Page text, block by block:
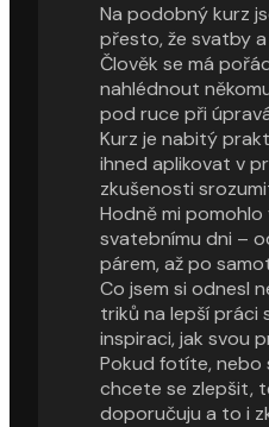
Na podobný kurz
přesto, že svatby
Člověk se má
nahlédnout
pod ruce při
Kurz je nabitý
ihned aplikovat v
zkušenosti
Hodně mi
svatebnímu dni –
párem, až po
Co jsem si odnesl
triků na lepší práci
inspiraci, jak svou
Pokud fotíte,
chcete se zlepšit,
doporučuju a to i